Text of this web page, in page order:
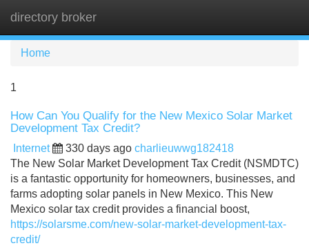
directory broker
Home
1
How Can You Qualify for the New Mexico Solar Market
Development Tax Credit?
Internet 330 days ago charlieuwwg182418
The New Solar Market Development Tax Credit (NSMDTC)
is a fantastic opportunity for homeowners, businesses, and
farms adopting solar panels in New Mexico. This New
Mexico solar tax credit provides a financial boost,
https://solarsme.com/new-solar-market-development-tax-
credit/